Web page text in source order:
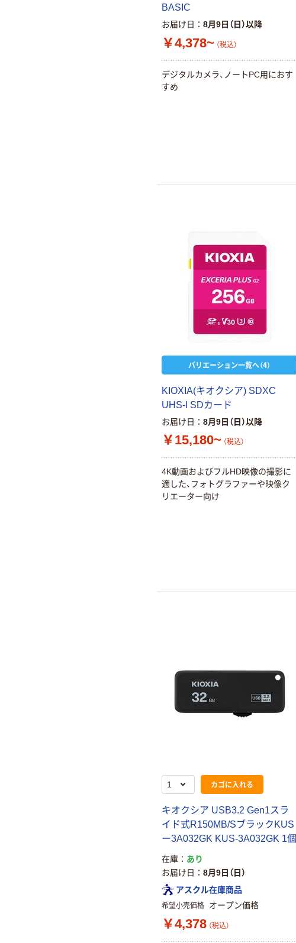
BASIC
お届け日 8月9日（日）以降
￥4,378~ （税込）
デジタルカメラ、ノートPC用におす
すめ
バリエーション一覧へ（4）
KIOXIA(キオクシア) SDXC
UHS-I SDカード
お届け日 8月9日（日）以降
￥15,180~ （税込）
4K動画およびフルHD映像の撮影に
適した、フォトグラファーや映像ク
リエーター向け
カゴに入れる
キオクシア USB3.2 Gen1スラ
イド式R150MB/SブラックKUS
ー3A032GK KUS-3A032GK 1個
在庫
あり
お届け日
8月9日（日）
アスクル在庫商品
希望小売価格 オープン価格
￥4,378 （税込）